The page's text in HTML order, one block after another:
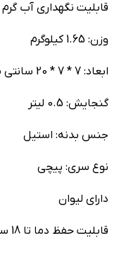
قابلیت نگهداری آب گرم تا 8
وزن: 1.65 کیلوگرم
ابعاد: 7 * 7 * 20 سانتی متر
گنجایش: 0.5 لیتر
جنس بدنه: استیل
نوع سری: پیچی
دارای لیوان
قابلیت حفظ دما تا 18 ساعت